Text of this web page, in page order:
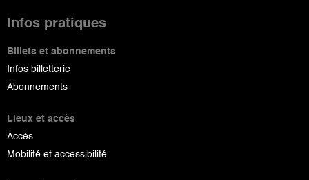
Infos pratiques
Billets et abonnements
Infos billetterie
Abonnements
Lieux et accès
Accès
Mobilité et accessibilité